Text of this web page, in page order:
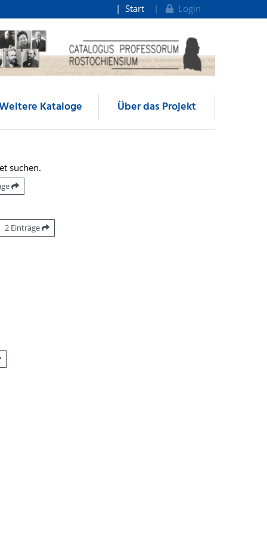
Start Login
Kataloge Über das Projekt
suchen.
2 Einträge